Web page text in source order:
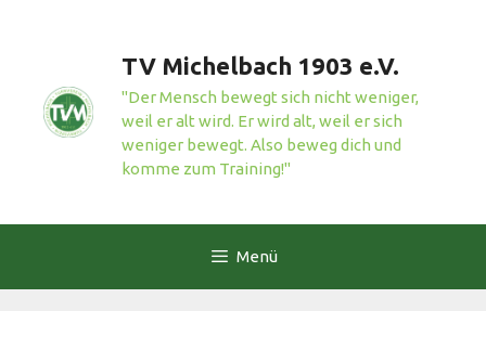
springen
TV Michelbach 1903 e.V.
"Der Mensch bewegt sich nicht weniger,
weil er alt wird. Er wird alt, weil er sich
weniger bewegt. Also beweg dich und
komme zum Training!"
Menü